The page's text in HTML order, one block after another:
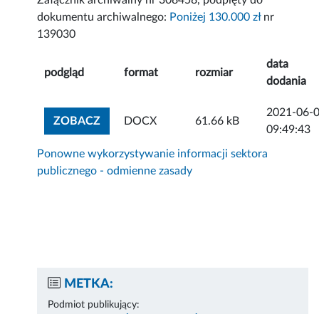
dokumentu archiwalnego: Poniżej 130.000 złnr
139030
podgląd format rozmiar
data
dodania
ZOBACZZOBACZ ZAŁĄCZNIK
DOCX 61.66 kB
2021-06-
09:49:43
Ponowne wykorzystywanie informacji sektora
publicznego - odmienne zasady
METKA:
Podmiot publikujący: